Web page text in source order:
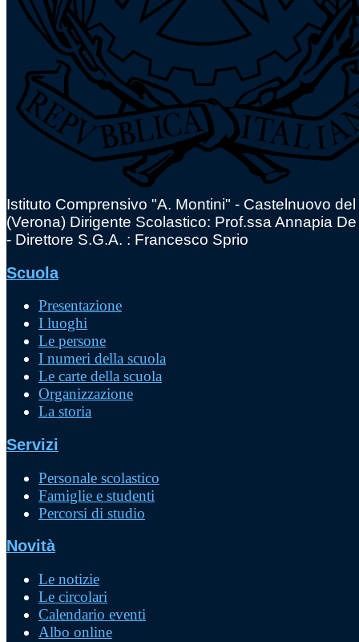
Istituto Comprensivo "A. Montini" - Castelnuovo
(Verona) Dirigente Scolastico: Prof.ssa Annapia
- Direttore S.G.A. : Francesco Sprio
Scuola
Presentazione
I luoghi
Le persone
I numeri della scuola
Le carte della scuola
Organizzazione
La storia
Servizi
Personale scolastico
Famiglie e studenti
Percorsi di studio
Novità
Le notizie
Le circolari
Calendario eventi
Albo online